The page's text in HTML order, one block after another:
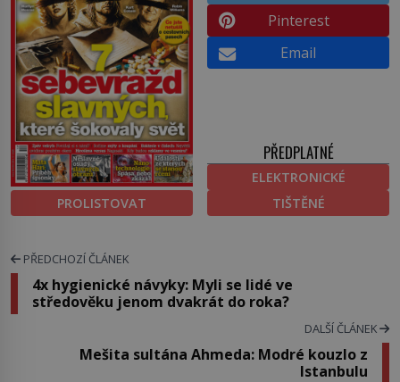
PROLISTOVAT
Pinterest
Email
PŘEDPLATNÉ
ELEKTRONICKÉ
TIŠTĚNÉ
PŘEDCHOZÍ ČLÁNEK
4x hygienické návyky: Myli se lidé ve
středověku jenom dvakrát do roka?
DALŠÍ ČLÁNEK
Mešita sultána Ahmeda: Modré kouzlo z
Istanbulu